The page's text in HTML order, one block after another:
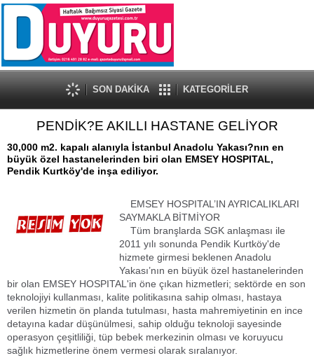
SON DAKİKA KATEGORİLER
PENDİK?E AKILLI HASTANE GELİYOR
30,000 m2. kapalı alanıyla İstanbul Anadolu Yakası?nın en
büyük özel hastanelerinden biri olan EMSEY HOSPITAL,
Pendik Kurtköy'de inşa ediliyor.
EMSEY HOSPITAL’IN AYRICALIKLARI
SAYMAKLA BİTMİYOR
Tüm branşlarda SGK anlaşması ile
2011 yılı sonunda Pendik Kurtköy'de
hizmete girmesi beklenen Anadolu
Yakası’nın en büyük özel hastanelerinden
bir olan EMSEY HOSPITAL'in öne çıkan hizmetleri; sektörde en son
teknolojiyi kullanması, kalite politikasına sahip olması, hastaya
verilen hizmetin ön planda tutulması, hasta mahremiyetinin en ince
detayına kadar düşünülmesi, sahip olduğu teknoloji sayesinde
operasyon çeşitliliği, tüp bebek merkezinin olması ve koruyucu
sağlık hizmetlerine önem vermesi olarak sıralanıyor.